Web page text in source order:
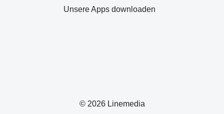
© 2026 Linemedia
Unsere Apps downloaden